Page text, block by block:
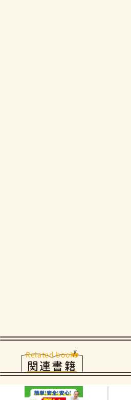
Related books
関連書籍